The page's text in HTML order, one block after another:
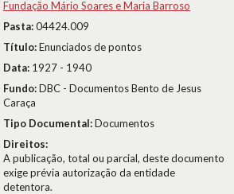
Fundação Mário Soares e Maria Barroso
Pasta:04424.009
Título:Enunciados de pontos
Data: 1927 - 1940
Fundo:DBC - Documentos Bento de Jesus
Caraça
Tipo Documental:Documentos
Direitos:
A publicação, total ou parcial, deste documento
exige prévia autorização da entidade
detentora.